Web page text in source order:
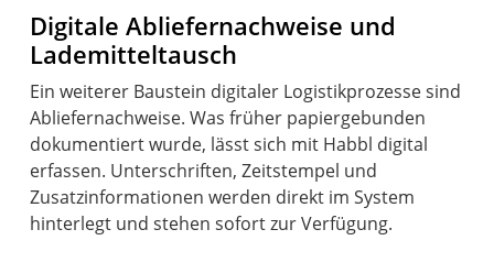
Digitale Abliefernachweise und
Lademitteltausch
Ein weiterer Baustein digitaler Logistikprozesse sind
Abliefernachweise. Was früher papiergebunden
dokumentiert wurde, lässt sich mit Habbl digital
erfassen. Unterschriften, Zeitstempel und
Zusatzinformationen werden direkt im System
hinterlegt und stehen sofort zur Verfügung.